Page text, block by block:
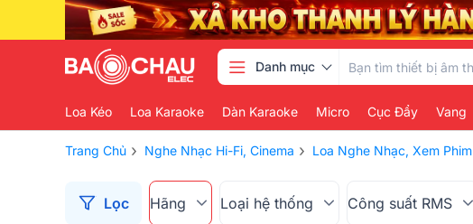
Danh mục
Loa Kéo Loa Karaoke Dàn Karaoke Micro Cục Đẩy Vang
Trang Chủ › Nghe Nhạc Hi-Fi, Cinema › Loa Nghe Nhạc, Xem Phim
Lọc Hãng Loại hệ thống Công suất RMS